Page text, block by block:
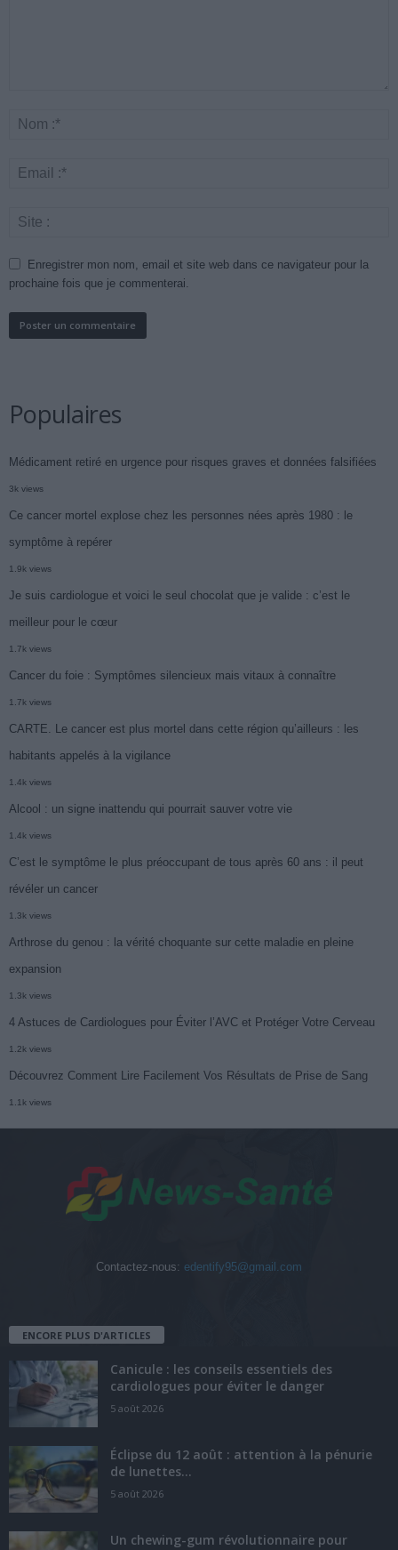
Enregistrer mon nom, email et site web dans ce navigateur pour la
prochaine fois que je commenterai.
Populaires
Médicament retiré en urgence pour risques graves et données falsifiées
3k views
Ce cancer mortel explose chez les personnes nées après 1980 : le
symptôme à repérer
1.9k views
Je suis cardiologue et voici le seul chocolat que je valide : c’est le
meilleur pour le cœur
1.7k views
Cancer du foie : Symptômes silencieux mais vitaux à connaître
1.7k views
CARTE. Le cancer est plus mortel dans cette région qu’ailleurs : les
habitants appelés à la vigilance
1.4k views
Alcool : un signe inattendu qui pourrait sauver votre vie
1.4k views
C’est le symptôme le plus préoccupant de tous après 60 ans : il peut
révéler un cancer
1.3k views
Arthrose du genou : la vérité choquante sur cette maladie en pleine
expansion
1.3k views
4 Astuces de Cardiologues pour Éviter l’AVC et Protéger Votre Cerveau
1.2k views
Découvrez Comment Lire Facilement Vos Résultats de Prise de Sang
1.1k views
Contactez-nous: edentify95@gmail.com
ENCORE PLUS D'ARTICLES
Canicule : les conseils essentiels des
cardiologues pour éviter le danger
5 août 2026
Éclipse du 12 août : attention à la pénurie
de lunettes...
5 août 2026
Un chewing-gum révolutionnaire pour